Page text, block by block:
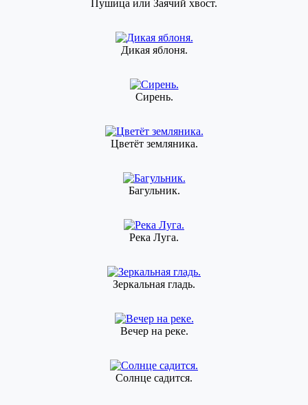
Пушица или Заячий хвост.
Дикая яблоня.
Сирень.
Цветёт земляника.
Багульник.
Река Луга.
Зеркальная гладь.
Вечер на реке.
Солнце садится.